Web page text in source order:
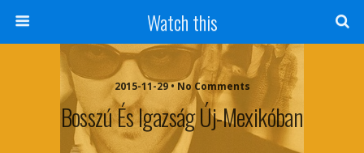
Watch this
2015-11-29 • No Comments
Bosszú És Igazság Új-Mexikóban